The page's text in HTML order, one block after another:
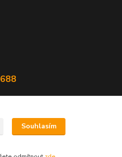
Souhlasím